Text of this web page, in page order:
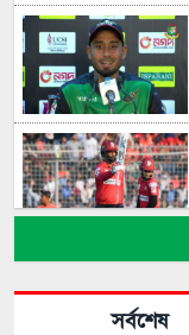
সর্বশেষ